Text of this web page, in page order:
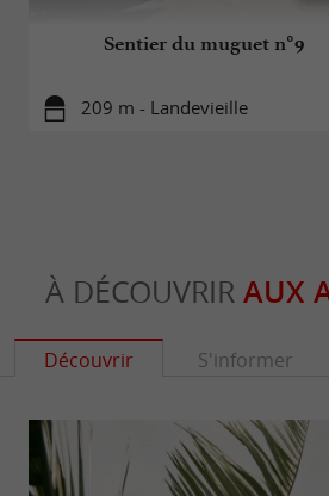
Sentier du muguet n°9
209 m - Landevieille
À DÉCOUVRIR AUX
Découvrir S'informer